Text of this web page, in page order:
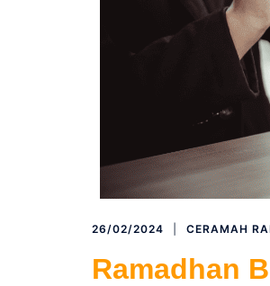
26/02/2024 CERAMAH
Ramadhan